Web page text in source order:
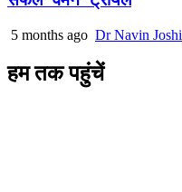
5 months ago Dr Navin Joshi
हम तक पहुंचें